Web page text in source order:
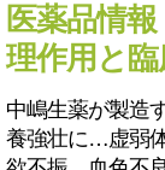
医薬品情
理作用と
中嶋生薬が製造
養強壮に…虚弱